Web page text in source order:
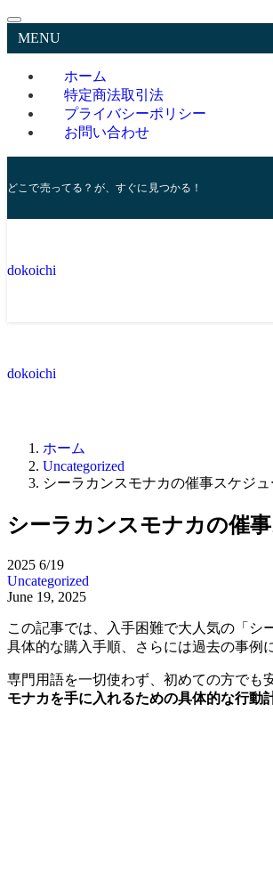
MENU
ホーム
特定商法取引法
プライバシーポリシー
お問い合わせ
どこで売ってる？が、すぐに見つかる！
dokoichi
dokoichi
ホーム
Uncategorized
シーラカンスモナカの催事スケジ
シーラカンスモナカの催
2025 6/19
Uncategorized
June 19, 2025
この記事では、入手困難で大人気の「シ
具体的な購入手順 、さらには過去の事例
専門用語を一切使わず、初めての方でも
モナカを手に入れるための具体的な行動